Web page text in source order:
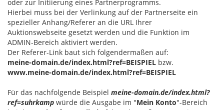
oder zur Initiierung eines Partnerprogramms.
Hierbei muss bei der Verlinkung auf der Partnerseite ein
spezieller Anhang/Referer an die URL Ihrer
Auktionswebseite gesetzt werden und die Funktion im
ADMIN-Bereich aktiviert werden.
Der Referer-Link baut sich folgendermaßen auf:
meine-domain.de/index.html?ref=BEISPIEL bzw.
www.meine-domain.de/index.html?ref=BEISPIEL
Für das nachfolgende Beispiel meine-domain.de/index.html?
ref=suhrkamp würde die Ausgabe im "Mein Konto"-Bereich